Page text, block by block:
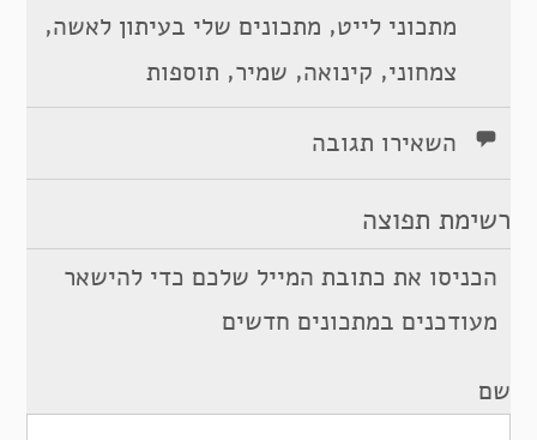
מתכוני לייט, מתכונים שלי בעיתון לאשה,
צמחוני, קינואה, שמיר, תוספות
השאירו תגובה
רשימת תפוצה
הכניסו את כתובת המייל שלכם כדי להישאר
מעודכנים במתכונים חדשים
שם